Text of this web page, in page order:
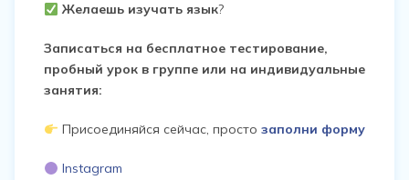
Желаешь изучать язык?
Записаться на бесплатное тестирование,
пробный урок в группе или на индивидуальные
занятия:
Присоединяйся сейчас, просто заполни форму
Instagram